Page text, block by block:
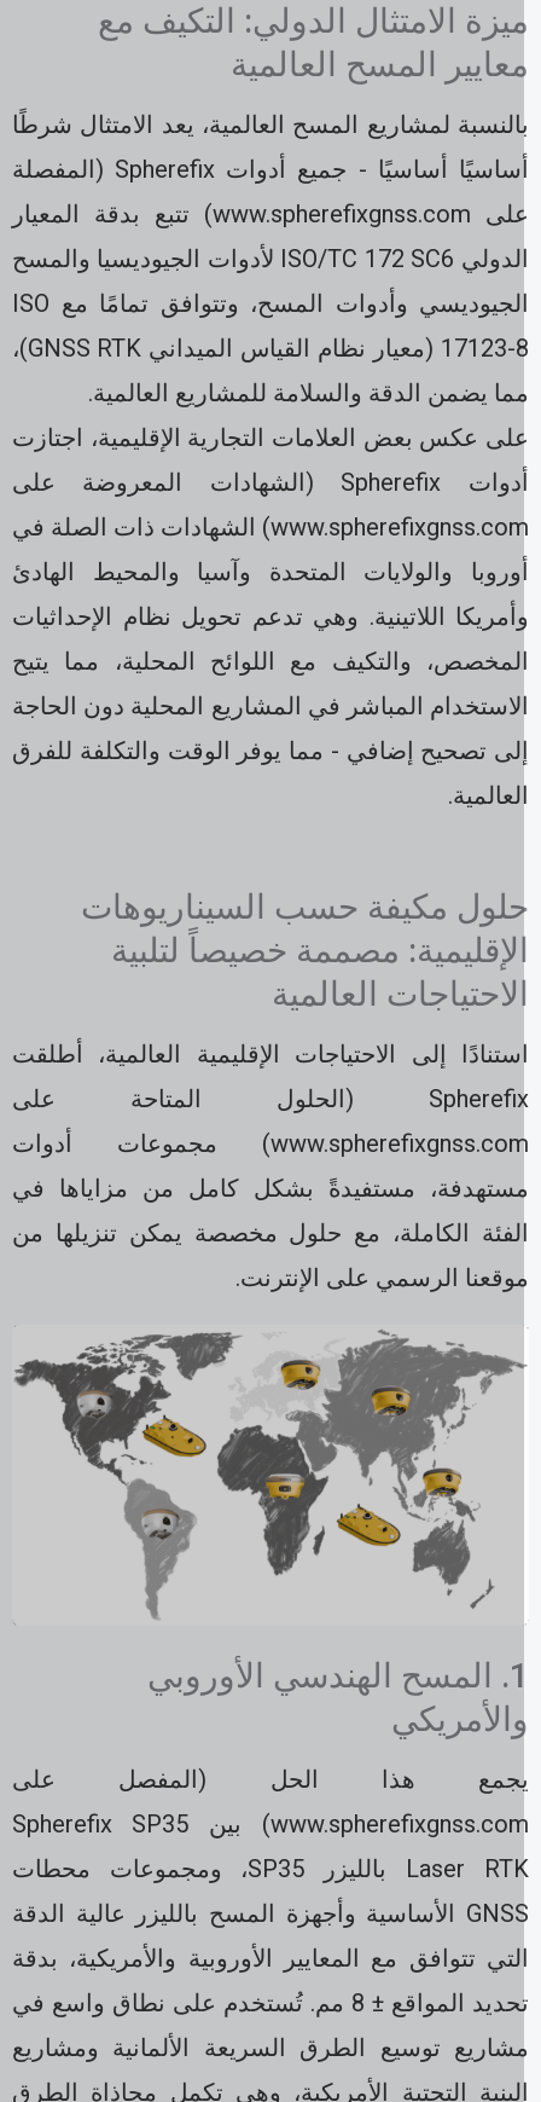
الامتثال الدولي: التكيف مع
المسح العالمية
لمشاريع المسح العالمية، يعد الامتثال شرطًا
أساسيًا أساسيًا - جميع أدوات Spherefix (المفصلة
على www.spherefixgnss.com) تتبع بدقة المعيار
الدولي ISO/TC 172 SC6 لأدوات الجيوديسيا والمسح
الجيوديسي وأدوات المسح، وتتوافق تمامًا مع ISO
17123-8 (معيار نظام القياس الميداني GNSS RTK)،
يضمن الدقة والسلامة للمشاريع العالمية.
عكس بعض العلامات التجارية الإقليمية، اجتازت
أدوات Spherefix (الشهادات المعروضة على
www.spherefixgnss.com) الشهادات ذات الصلة في
والولايات المتحدة وآسيا والمحيط الهادئ
اللاتينية. وهي تدعم تحويل نظام الإحداثيات
والتكيف مع اللوائح المحلية، مما يتيح
المباشر في المشاريع المحلية دون الحاجة
تصحيح إضافي - مما يوفر الوقت والتكلفة للفرق
مكيفة حسب السيناريوهات
مصممة خصيصاً لتلبية
العالمية
إلى الاحتياجات الإقليمية العالمية، أطلقت
Spherefix (الحلول المتاحة على
www.spherefixgnss.com) مجموعات أدوات
مستفيدةً بشكل كامل من مزاياها في
الكاملة، مع حلول مخصصة يمكن تنزيلها من
الرسمي على الإنترنت.
1. المسح الهندسي الأوروبي
هذا الحل (المفصل على
www.spherefixgnss.com) بين Spherefix SP35
Laser RTK بالليزر SP35، ومجموعات محطات
GNSS الأساسية وأجهزة المسح بالليزر عالية الدقة
تتوافق مع المعايير الأوروبية والأمريكية، بدقة
تحديد المواقع ± 8 مم. تُستخدم على نطاق واسع في
توسيع الطرق السريعة الألمانية ومشاريع
التحتية الأمريكية، وهي تكمل محاذاة الطرق